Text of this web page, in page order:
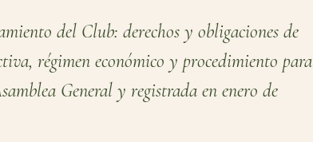
del Club: derechos y obligaciones de
régimen económico y procedimiento para
General y registrada en enero de